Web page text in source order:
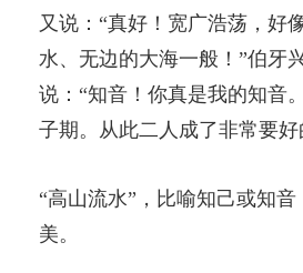
又说：“真好！宽广浩荡，好
水、无边的大海一般！”伯牙
说：“知音！你真是我的知音
子期。从此二人成了非常要好
“高山流水”，比喻知己或知
美。